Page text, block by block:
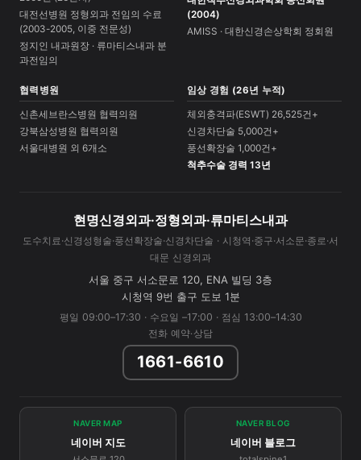
대전선병원 정형외과 전임의 수료
(2003-2005, 이중 전문성)
정지인 내과원장 · 류마티스내과 분
과전임의
(2004)
AMISS · 대한신경손상학회 정회원
협력병원
신촌세브란스병원 협력의원
강북삼성병원 협력의원
서울대병원 외 6개소
임상 경험 (26년 누적)
체외충격파(ESWT) 26,525건+
신경차단술 5,000건+
풍선확장술 1,000건+
척추수술 경력 13년
현명신경외과·정형외과·류마티스내과
도수치료·신경성형술·풍선확장술·신경차단술 · 시청역·중구·서소문·종로·서
대문 신경외과
서울 중구 서소문로 120, ENA 빌딩 3층
시청역 9번 출구 도보 1분
평일 09:00–17:30 · 수요일 –17:00 · 점심 13:00–14:30
전화 예약·상담
1661-6610
NAVER MAP
네이버 지도
NAVER BLOG
네이버 블로그